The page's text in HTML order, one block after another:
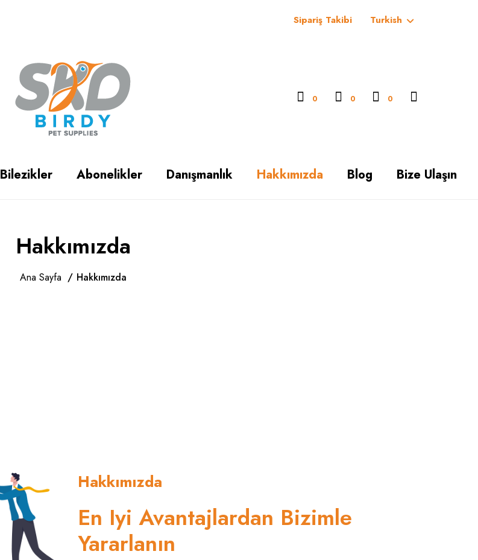
Sipariş Takibi Turkish
0 0 0
Bilezikler Abonelikler Danışmanlık Hakkımızda Blog Bize Ulaşın
Hakkımızda
Ana Sayfa Hakkımızda
Hakkımızda
En Iyi Avantajlardan Bizimle
Yararlanın